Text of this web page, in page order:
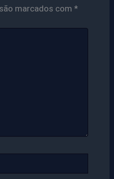
marcados com *